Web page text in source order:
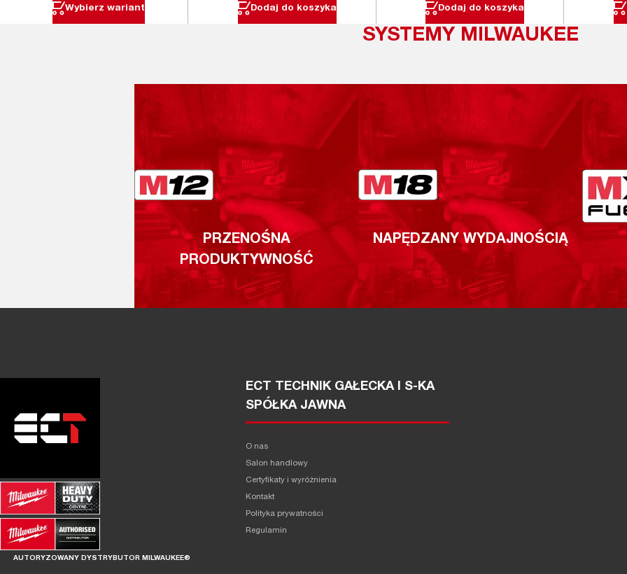
Wybierz wariant Dodaj do koszyka Dodaj do koszyka
SYSTEMY MILWAUKEE
PRZENOŚNA
PRODUKTYWNOŚĆ
NAPĘDZANY WYDAJNOŚCIĄ
AUTORYZOWANY DYSTRYBUTOR MILWAUKEE®
ECT TECHNIK GAŁECKA I S-KA
SPÓŁKA JAWNA
O nas
Salon handlowy
Certyfikaty i wyróżnienia
Kontakt
Polityka prywatności
Regulamin